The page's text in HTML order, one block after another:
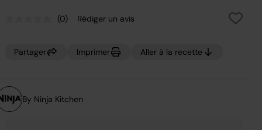
Aucune
notation.
page.
(0) Rédiger un avis
Partager Imprimer Aller à la recette
By Ninja Kitchen